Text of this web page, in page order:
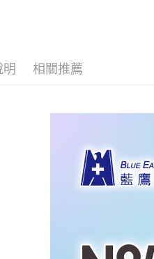
明 相關推薦